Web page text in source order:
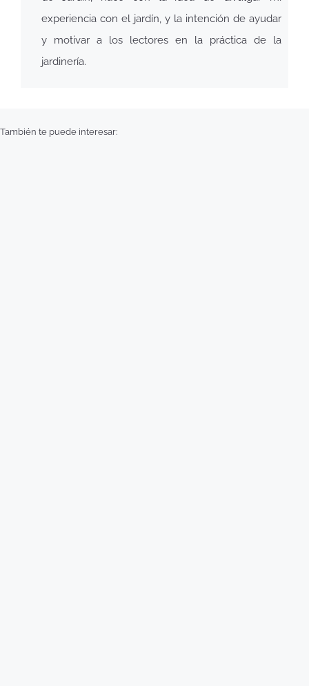
experiencia con el jardín, y la intención de ayudar
y motivar a los lectores en la práctica de la
jardinería.
También te puede interesar: